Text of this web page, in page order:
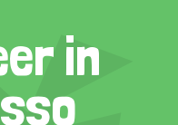
in